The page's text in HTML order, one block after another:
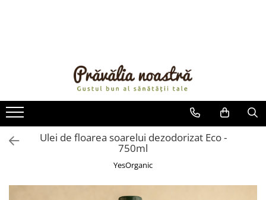
ULEIURI ȘI UNTURI
MĂSLINE
NUCI ȘI SEMINȚE
FRUCTE DESHIDRATATE
ÎNDULCITORI NATURALI / MIERE
Ulei de floarea soarelui dezodorizat Eco -
750ml
YesOrganic